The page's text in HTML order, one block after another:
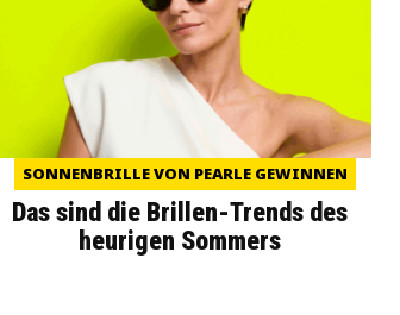
SONNENBRILLE VON PEARLE GEWINNEN
Das sind die Brillen-Trends des
heurigen Sommers